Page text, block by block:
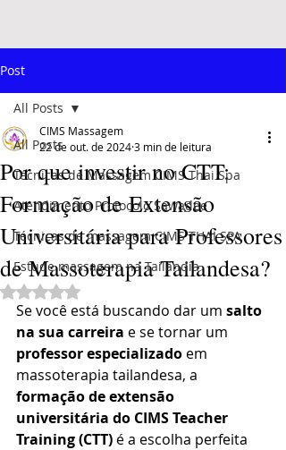
Post
All Posts
Técnicas de Massagem CIMS Thai Spa
Atendimento Protocolo Sawadee
Técnicas de massagem CIMS THAI SPA
Estude massagem na Tailândia
All Posts
Por que investir no CTT:
Formação de Extensão
Universitária para Professores
de Massoterapia Tailandesa?
CIMS Massagem
22 de out. de 20243 min de leitura
Avaliado com NaN de 5 estrelas.
Se você está buscando dar um salto
na sua carreira e se tornar um
professor especializado em
massoterapia tailandesa, a
formação de extensão
universitária do CIMS Teacher
Training (CTT) é a escolha perfeita